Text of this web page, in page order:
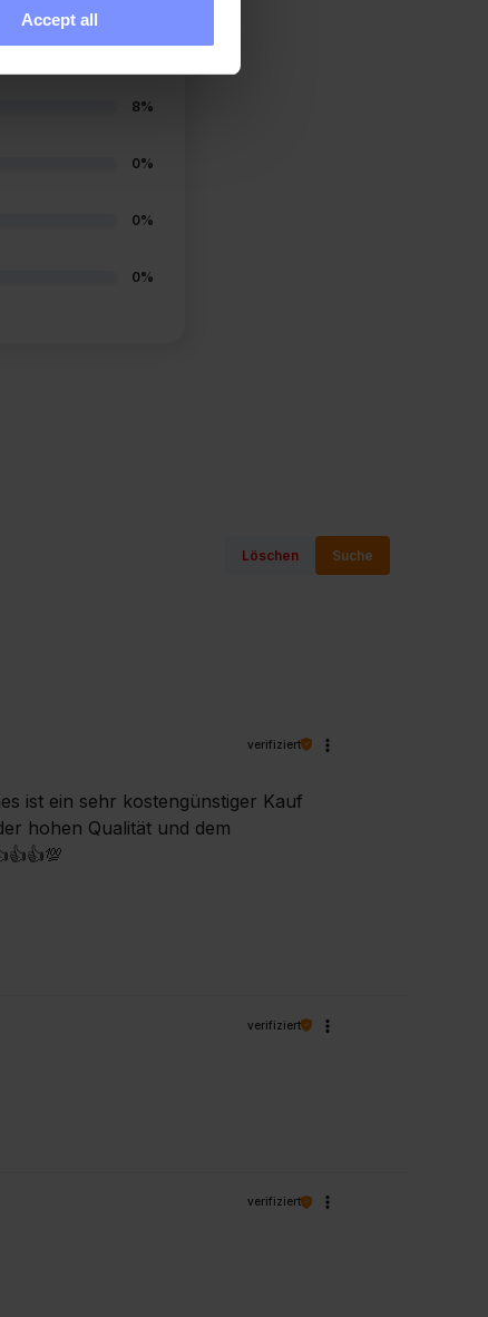
Accept all
92%
8%
0%
0%
0%
Löschen Suche
verifiziert
ist ein sehr kostengünstiger Kauf
hohen Qualität und dem
verifiziert
verifiziert